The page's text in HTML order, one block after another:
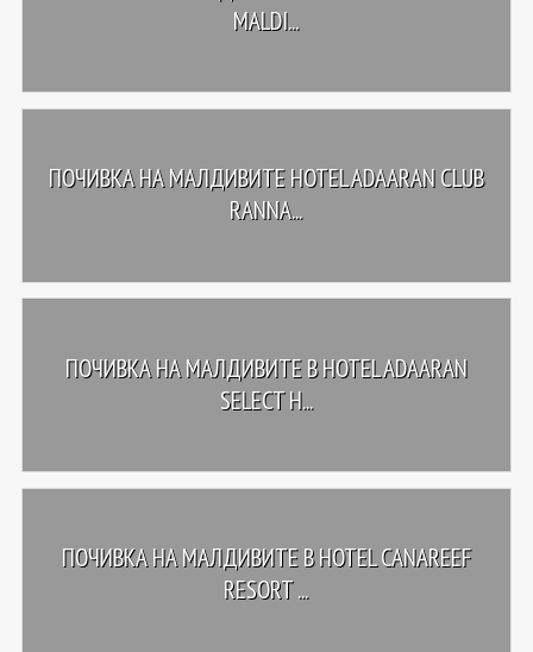
MALDI...
ПОЧИВКА НА МАЛДИВИТЕ HOTEL ADAARAN CLUB
RANNA...
ПОЧИВКА НА МАЛДИВИТЕ В HOTEL ADAARAN
SELECT H...
ПОЧИВКА НА МАЛДИВИТЕ В HOTEL CANAREEF
RESORT ...